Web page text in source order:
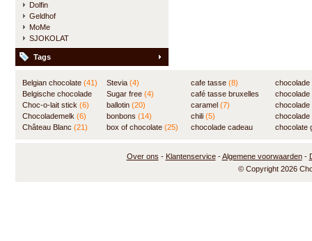
Dolfin
Geldhof
MoMe
SJOKOLAT
Tags
Belgian chocolate (41)
Belgische chocolade
(84)
Choc-o-lait stick (6)
Chocolademelk (6)
Château Blanc (21)
Stevia (4)
Sugar free (4)
ballotin (20)
bonbons (14)
box of chocolate (25)
cafe tasse (8)
café tasse bruxelles
(8)
caramel (7)
chili (5)
chocolade cadeau
(7)
chocolate
Over ons - Klantenservice-Algemene voorwaarden-
© Copyright 2026